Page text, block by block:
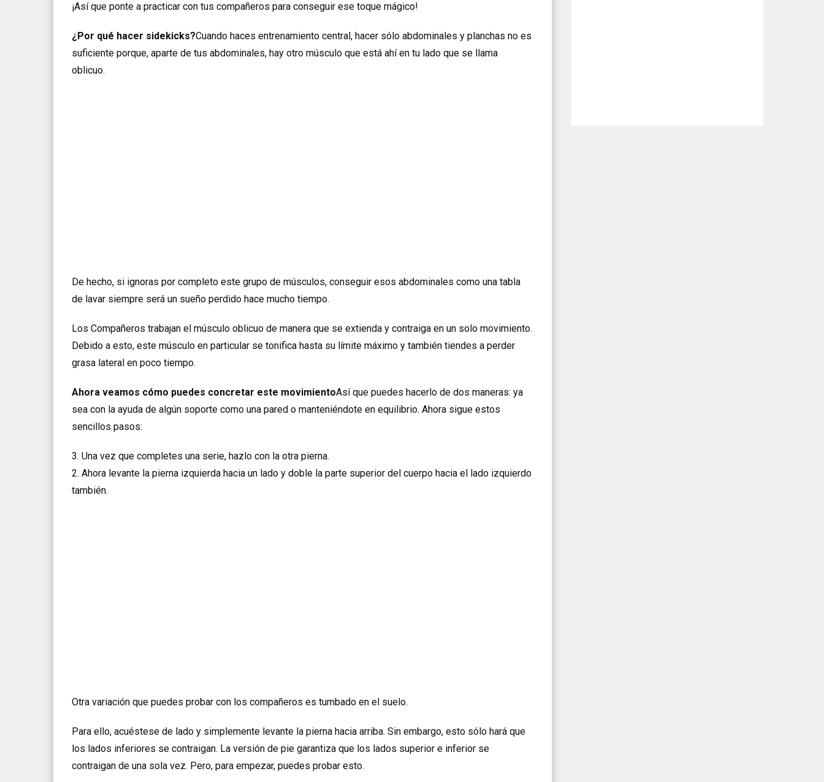
¡Así que ponte a practicar con tus compañeros para conseguir ese toque mágico!
¿Por qué hacer sidekicks?Cuando haces entrenamiento central, hacer sólo abdominales y planchas no es
suficiente porque, aparte de tus abdominales, hay otro músculo que está ahí en tu lado que se llama
oblicuo.
De hecho, si ignoras por completo este grupo de músculos, conseguir esos abdominales como una tabla
de lavar siempre será un sueño perdido hace mucho tiempo.
Los Compañeros trabajan el músculo oblicuo de manera que se extienda y contraiga en un solo movimiento.
Debido a esto, este músculo en particular se tonifica hasta su límite máximo y también tiendes a perder
grasa lateral en poco tiempo.
Ahora veamos cómo puedes concretar este movimientoAsí que puedes hacerlo de dos maneras: ya
sea con la ayuda de algún soporte como una pared o manteniéndote en equilibrio. Ahora sigue estos
sencillos pasos:
3. Una vez que completes una serie, hazlo con la otra pierna.
2. Ahora levante la pierna izquierda hacia un lado y doble la parte superior del cuerpo hacia el lado izquierdo
también.
Otra variación que puedes probar con los compañeros es tumbado en el suelo.
Para ello, acuéstese de lado y simplemente levante la pierna hacia arriba. Sin embargo, esto sólo hará que
los lados inferiores se contraigan. La versión de pie garantiza que los lados superior e inferior se
contraigan de una sola vez. Pero, para empezar, puedes probar esto.